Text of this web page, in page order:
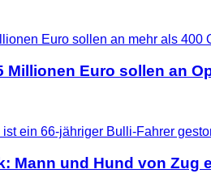
Euro sollen an
Mann und Hund von Zug